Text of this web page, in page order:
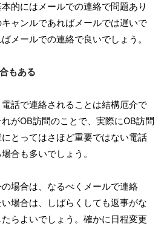
的にはメールでの連絡で問題あり
ャンルであればメールでは遅いで
メールでの連絡で良いでしょう。
もある
話で連絡されることは結構厄介で
がOB訪問のことで、実際にOB訪問
とってはさほど重要ではない電話
合も多いでしょう。
場合は、なるべくメールで連絡
場合は、しばらくしても返事がな
らよいでしょう。確かに日程変更